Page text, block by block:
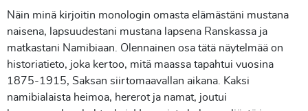
Näin minä kirjoitin monologin omasta elämästäni mustana
naisena, lapsuudestani mustana lapsena Ranskassa ja
matkastani Namibiaan. Olennainen osa tätä näytelmää on
historiatieto, joka kertoo, mitä maassa tapahtui vuosina
1875-1915, Saksan siirtomaavallan aikana. Kaksi
namibialaista heimoa, hererot ja namat, joutui